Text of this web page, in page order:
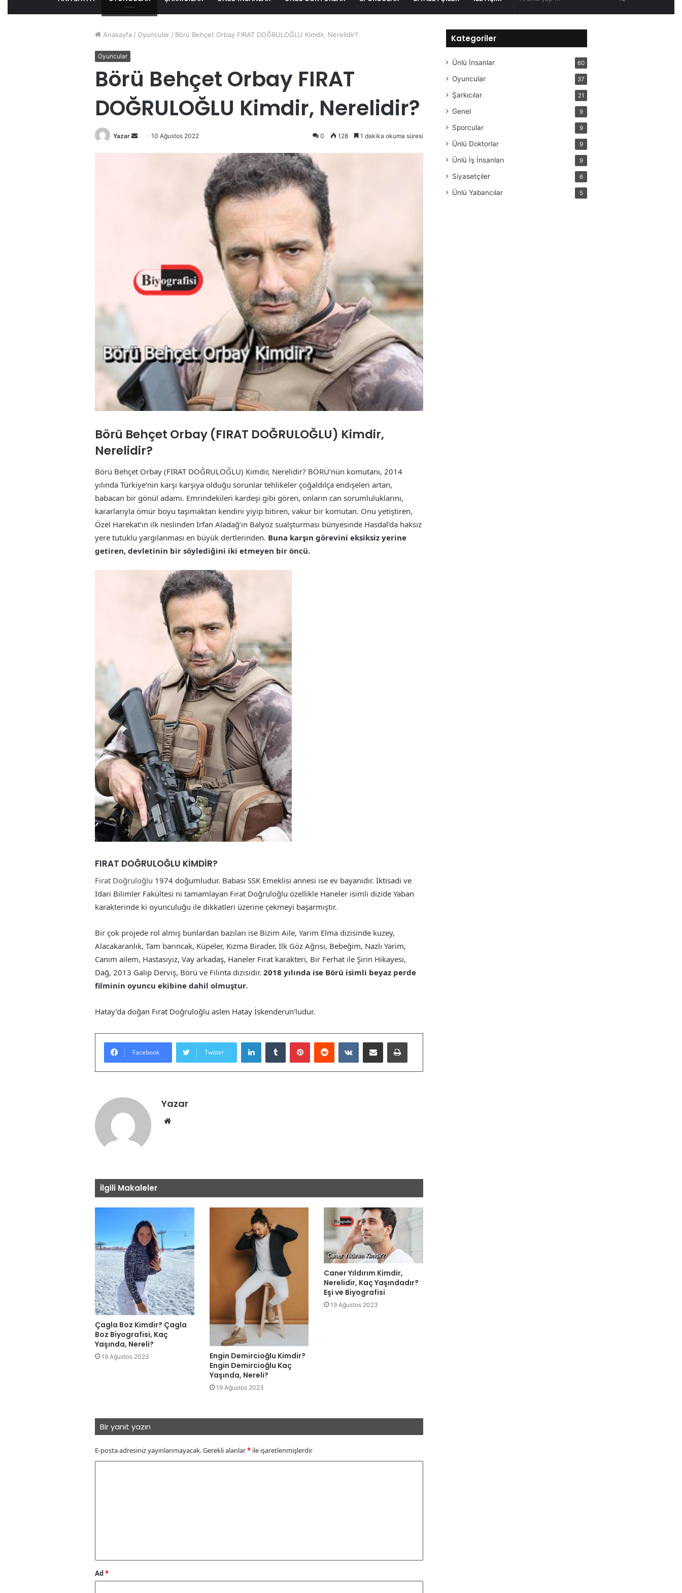
Anasayfa / Oyuncular / Börü Behçet Orbay FIRAT DOĞRULOĞLU Kimdir, Nerelidir?
Oyuncular
Börü Behçet Orbay FIRAT
DOĞRULOĞLU Kimdir, Nerelidir?
Yazar
Bir
10 Ağustos 2022 0 128 1 dakika okuma süresi
Börü Behçet Orbay (FIRAT DOĞRULOĞLU) Kimdir,
Nerelidir?
Börü Behçet Orbay (FIRAT DOĞRULOĞLU) Kimdir, Nerelidir? BÖRÜ’nün komutanı, 2014
yılında Türkiye’nin karşı karşıya olduğu sorunlar tehlikeler çoğaldılça endişeleri artan,
babacan bir gönül adamı. Emrindekileri kardeşi gibi gören, onların can sorumluluklarını,
kararlarıyla ömür boyu taşımaktan kendini yiyip bitiren, vakur bir komutan. Onu yetiştiren,
Özel Harekat’ın ilk neslinden İrfan Aladağ’ın Balyoz sualşturması bünyesinde Hasdal’da haksız
yere tutuklu yargılanması en büyük dertlerinden. Buna karşın görevini eksiksiz yerine
getiren, devletinin bir söylediğini iki etmeyen bir öncü.
FIRAT DOĞRULOĞLU KİMDİR?
Fırat Doğruloğlu 1974 doğumludur. Babası SSK Emeklisi annesi ise ev bayanıdır. İktisadi ve
İdari Bilimler Fakültesi ni tamamlayan Fırat Doğruloğlu özellikle Haneler isimli dizide Yaban
karakterinde ki oyunculuğu ile dikkatleri üzerine çekmeyi başarmıştır.
Bir çok projede rol almış bunlardan bazıları ise Bizim Aile, Yarım Elma dizisinde kuzey,
Alacakaranlık, Tam barıncak, Küpeler, Kızma Birader, İlk Göz Ağrısı, Bebeğim, Nazlı Yarim,
Canım ailem, Hastasıyız, Vay arkadaş, Haneler Fırat karakteri, Bir Ferhat ile Şirin Hikayesi,
Dağ, 2013 Galip Derviş, Börü ve Filinta dizisidir. 2018 yılında ise Börü isimli beyaz perde
filminin oyuncu ekibine dahil olmuştur.
Hatay’da doğan Fırat Doğruloğlu aslen Hatay İskenderun’ludur.
Facebook Twitter
LinkedInTumblr PinterestReddit VKontakteE-Posta ile paylaş Yazdır
Yazar
Web
İlgili Makaleler
Çagla Boz Kimdir? Çagla
Boz Biyografisi, Kaç
Yaşında, Nereli?
19 Ağustos 2023
Engin Demircioğlu Kimdir?
Engin Demircioğlu Kaç
Yaşında, Nereli?
19 Ağustos 2023
Caner Yıldırım Kimdir,
Nerelidir, Kaç Yaşındadır?
Eşi ve Biyografisi
19 Ağustos 2023
Bir yanıt yazın
E-posta adresiniz yayınlanmayacak.Gerekli alanlar* ile işaretlenmişlerdir
Ad*
Kategoriler
Ünlü İnsanlar 60
Oyuncular 37
Şarkıcılar 21
Genel 9
Sporcular 9
Ünlü Doktorlar 9
Ünlü İş İnsanları 9
Siyasetçiler 6
Ünlü Yabancılar 5